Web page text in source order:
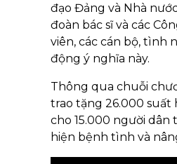
đạo Đảng và Nhà
đoàn bác sĩ và các
viên, các cán bộ, tình
động ý nghĩa này.
Thông qua chuỗi
trao tặng 26.000 suất
cho 15.000 người dân
hiện bệnh tình và